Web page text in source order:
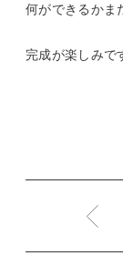
何ができるかま
完成が楽しみで